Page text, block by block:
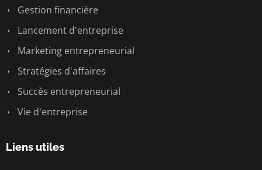
Gestion financière
Lancement d'entreprise
Marketing entrepreneurial
Stratégies d'affaires
Succès entrepreneurial
Vie d'entreprise
Liens utiles